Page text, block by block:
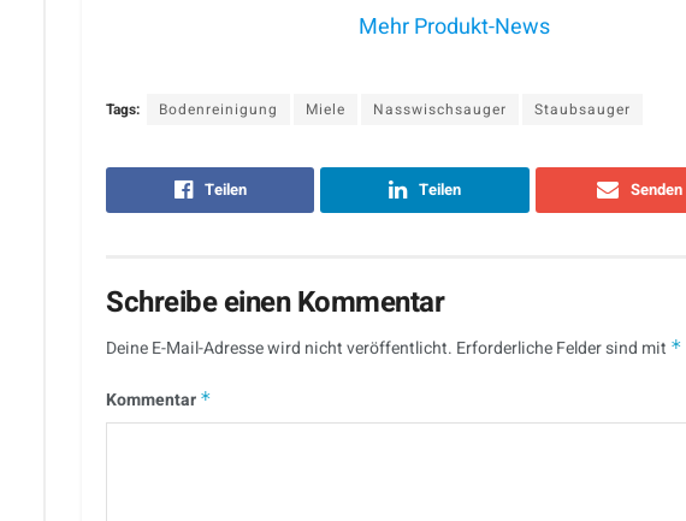
Mehr Produkt-News
Tags: Bodenreinigung Miele Nasswischsauger Staubsauger
Teilen Teilen Senden
Schreibe einen Kommentar
Deine E-Mail-Adresse wird nicht veröffentlicht. Erforderliche Felder sind mit *
Kommentar *